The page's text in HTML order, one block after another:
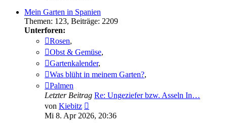
Mein Garten in Spanien
Themen: 123, Beiträge: 2209
Unterforen:
Rosen,
Obst & Gemüse,
Gartenkalender,
Was blüht in meinem Garten?,
Palmen
Letzter Beitrag Re: Ungeziefer bzw. Asseln In…
von Kiebitz
Beitrag
Mi 8. Apr 2026, 20:36